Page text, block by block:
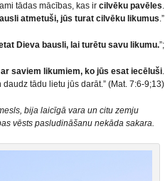
tādas mācības, kas ir cilvēku pavēles.
atmetuši, jūs turat cilvēku likumus.”
Dieva bausli, lai turētu savu likumu.”;
saviem likumiem, ko jūs esat iecēluši.
daudz tādu lietu jūs darāt.” (Mat. 7:6-9;13)
bija laicīgā vara un citu zemju
vēsts pasludināšanu nekāda sakara.